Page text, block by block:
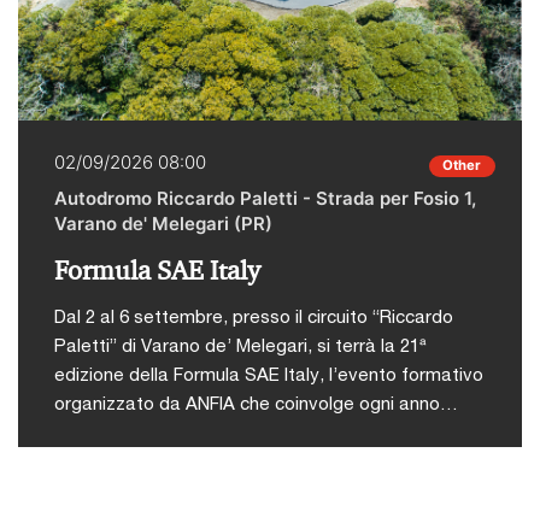
02/09/2026 08:00 Other
Autodromo Riccardo Paletti - Strada per Fosio 1,
Varano de' Melegari (PR)
Formula SAE Italy
Dal 2 al 6 settembre, presso il circuito “Riccardo
Paletti” di Varano de’ Melegari, si terrà la 21ª
edizione della Formula SAE Italy, l’evento formativo
organizzato da ANFIA che coinvolge ogni anno